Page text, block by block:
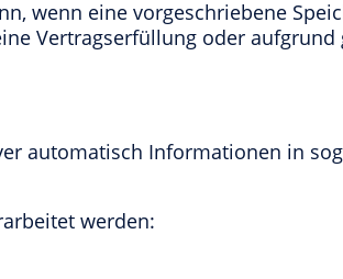
wenn eine vorgeschriebene
Vertragserfüllung oder
automatisch Informationen in
werden: